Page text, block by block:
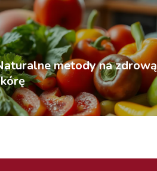
metody na zdrową